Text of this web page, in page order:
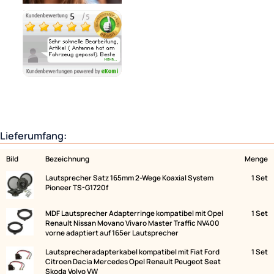
Bild Bezeichnung
Ähnliche Produkte anzeigen